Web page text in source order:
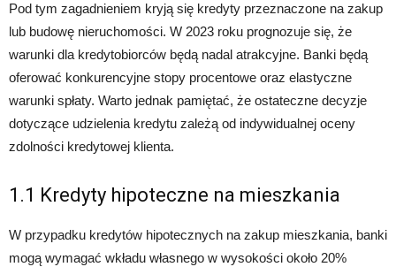
Pod tym zagadnieniem kryją się kredyty przeznaczone na zakup
lub budowę nieruchomości. W 2023 roku prognozuje się, że
warunki dla kredytobiorców będą nadal atrakcyjne. Banki będą
oferować konkurencyjne stopy procentowe oraz elastyczne
warunki spłaty. Warto jednak pamiętać, że ostateczne decyzje
dotyczące udzielenia kredytu zależą od indywidualnej oceny
zdolności kredytowej klienta.
1.1 Kredyty hipoteczne na mieszkania
W przypadku kredytów hipotecznych na zakup mieszkania, banki
mogą wymagać wkładu własnego w wysokości około 20%